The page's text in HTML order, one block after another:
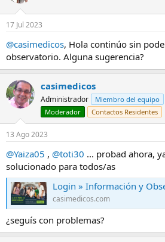
17 Jul 2023
@casimedicos, Hola continúo sin
observatorio. Alguna sugerencia?
casimedicos
Administrador Miembro del equipo
Moderador
Contactos Residentes
13 Ago 2023
@Yaiza05 , @toti30 ... probad ahora,
solucionado para todos/as
Login » Información y
casimedicos.com
¿seguís con problemas?